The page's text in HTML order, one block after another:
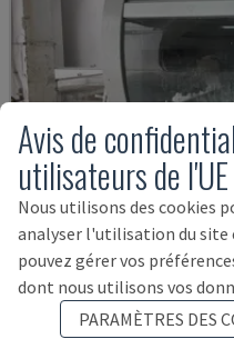
EASY 2000 D
CEFLA - AUTRES (BOIS)
Avis de
utilisateurs de l'UE
Nous utilisons des cookies
analyser l'utilisation du site
pouvez gérer vos
dont nous utilisons vos
PARAMÈTRES DES